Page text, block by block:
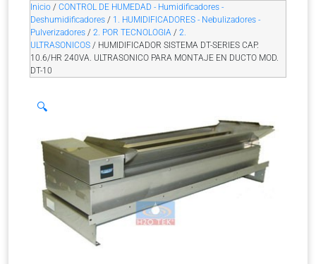
Inicio / CONTROL DE HUMEDAD - Humidificadores -
Deshumidificadores / 1. HUMIDIFICADORES - Nebulizadores -
Pulverizadores / 2. POR TECNOLOGIA / 2.
ULTRASONICOS / HUMIDIFICADOR SISTEMA DT-SERIES CAP.
10.6/HR 240VA. ULTRASONICO PARA MONTAJE EN DUCTO MOD.
DT-10
🔍